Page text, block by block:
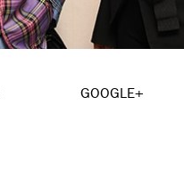
GOOGLE+